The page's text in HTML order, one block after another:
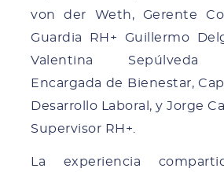
von der Weth, Gerente
Guardia RH+ Guillermo
Valentina Sepúlveda
Encargada de Bienestar,
Desarrollo Laboral, y Jorge
Supervisor RH+.
La experiencia